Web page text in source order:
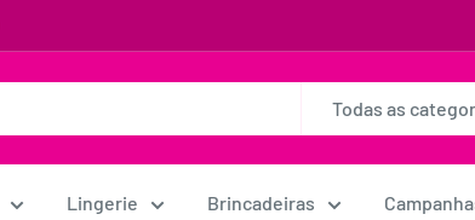
Todas as
Lingerie Brincadeiras